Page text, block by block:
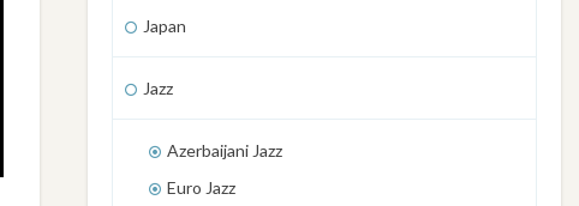
Japan
Jazz
Azerbaijani Jazz
Euro Jazz